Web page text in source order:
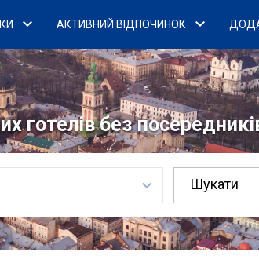
АКТИВНИЙ ВІДПОЧИНОК
готелів без